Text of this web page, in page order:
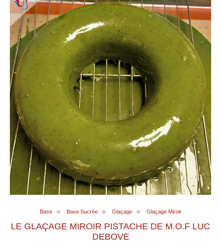
Base Base Sucrée Glaçage Glaçage Miroir
LE GLAÇAGE MIROIR PISTACHE DE M.O.F LUC
DEBOVE